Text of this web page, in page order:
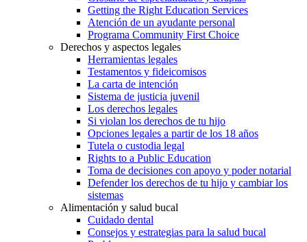
Getting the Right Education Services
Atención de un ayudante personal
Programa Community First Choice
Derechos y aspectos legales
Herramientas legales
Testamentos y fideicomisos
La carta de intención
Sistema de justicia juvenil
Los derechos legales
Si violan los derechos de tu hijo
Opciones legales a partir de los 18 años
Tutela o custodia legal
Rights to a Public Education
Toma de decisiones con apoyo y poder notarial
Defender los derechos de tu hijo y cambiar los
sistemas
Alimentación y salud bucal
Cuidado dental
Consejos y estrategias para la salud bucal